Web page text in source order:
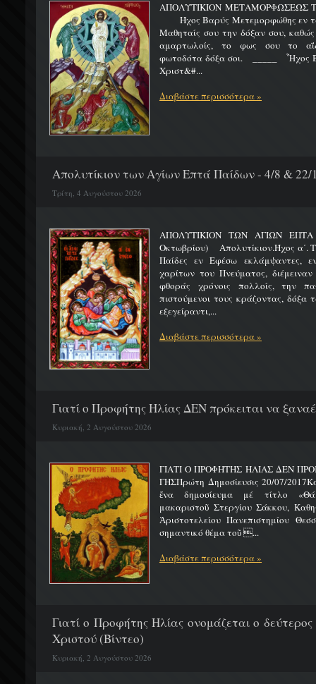
ΑΠΟΛΥΤΙΚΙΟΝ
Ήχος Βαρύς Μετεμορφώθης εν τω
Μαθηταίς σου την δόξαν σου,
αμαρτωλοίς, το φως σου το
φωτοδότα δόξα σοι. _____ Ἦχος
Χριστ&#...
Διαβάστε περισσότερα »
Απολυτίκιον των Αγίων Επτά Παίδων - 4/8 & 22/
Τρίτη, 4 Αυγούστου 2026
ΑΠΟΛΥΤΙΚΙΟΝ ΤΩΝ ΑΓΙΩΝ ΕΠΤΑ
Οκτωβρίου) Απολυτίκιον.Ήχος α΄.
Παίδες εν Εφέσω εκλάμψαντες,
χαρίτων του Πνεύματος,
φθοράς χρόνοις πολλοίς, την
πιστούμενοι τους κράζοντας,
εξεγείραντι,...
Διαβάστε περισσότερα »
Γιατί ο Προφήτης Ηλίας ΔΕΝ πρόκειται να
Κυριακή, 2 Αυγούστου 2026
ΓΙΑΤΙ Ο ΠΡΟΦΗΤΗΣ ΗΛΙΑΣ ΔΕΝ
ΓΗΣΠρώτη Δημοσίευσις 20/07/
ἕνα δημοσίευμα μέ τίτλο
μακαριστοῦ Στεργίου Σάκκου,
Ἀριστοτελείου Πανεπιστημίου
σημαντικό θέμα τοῦ ...
Διαβάστε περισσότερα »
Γιατί ο Προφήτης Ηλίας ονομάζεται ο
Χριστού (Βίντεο)
Κυριακή, 2 Αυγούστου 2026